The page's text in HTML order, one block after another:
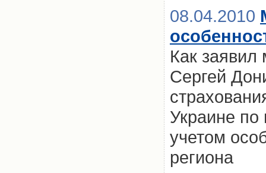
08.04.2010
Как
Сергей
Украине по
учетом
региона